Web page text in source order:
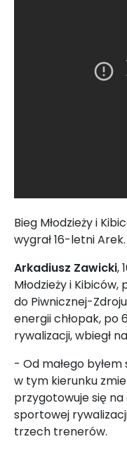
Bieg Młodzieży i
wygrał 16-letni Arek.
Arkadiusz Zawicki,
Młodzieży i
do Piwnicznej-
energii chłopak,
rywalizacji, wbiegł
- Od małego
w tym kierunku
przygotowuje się
sportowej
trzech trenerów.